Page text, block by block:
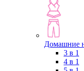
Домашние
3 в 1
4 в 1